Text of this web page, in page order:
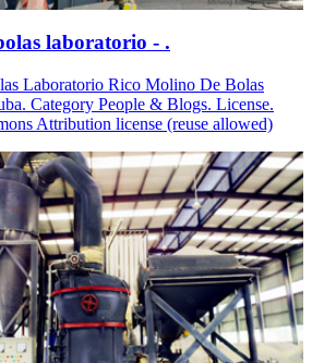
laboratorio - .
Laboratorio Rico Molino De Bolas
Category People & Blogs. License.
Attribution license (reuse allowed)